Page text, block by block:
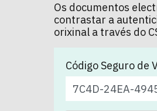
Os documentos
contrastar a
orixinal a través do
Código Seguro de